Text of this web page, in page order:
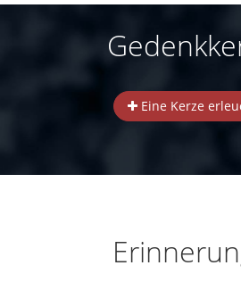
Eine Kerze